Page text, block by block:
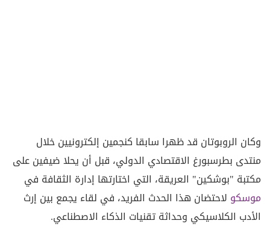
وكان الروبوتان قد ظهرا سابقا كنجمين إلكترونيين خلال
منتدى بطرسبورغ الاقتصادي الدولي، قبل أن يحلا ضيفين على
مكتبة "بوشكين" العريقة، التي اختارتها إدارة الثقافة في
موسكو لاحتضان هذا الحدث الفريد، في لقاء يجمع بين إرث
الأدب الكلاسيكي وحداثة تقنيات الذكاء الاصطناعي.